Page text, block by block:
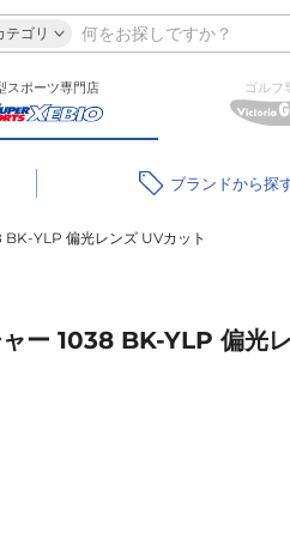
テゴリ
スポーツ専門店 ゴルフ
ブランド
BK-YLP 偏光レンズ UVカット
ー 1038 BK-YLP 偏光